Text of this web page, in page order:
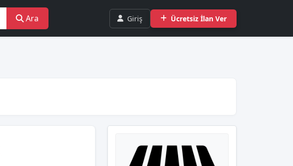
Ara Giriş Ücretsiz İlan Ver